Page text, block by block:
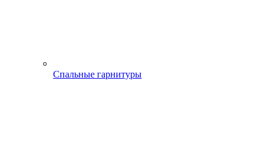
Спальные гарнитуры